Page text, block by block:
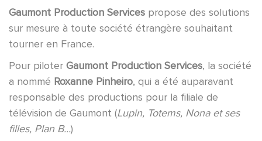
Gaumont Production Services propose des solutions
sur mesure à toute société étrangère souhaitant
tourner en France.
Pour piloter Gaumont Production Services, la société
a nommé Roxanne Pinheiro, qui a été auparavant
responsable des productions pour la filiale de
télévision de Gaumont (Lupin, Totems, Nona et ses
filles, Plan B...)